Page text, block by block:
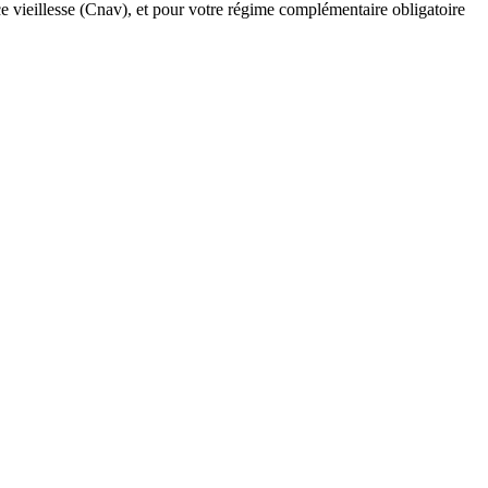
vieillesse (Cnav), et pour votre régime complémentaire obligatoire